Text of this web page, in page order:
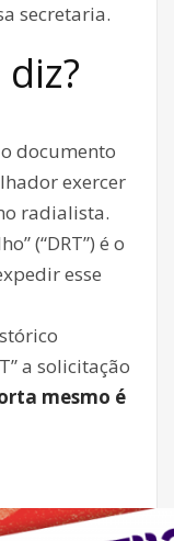
secretaria.
o documento
exercer
radialista.
(“DRT”) é o
esse
a solicitação
mesmo é